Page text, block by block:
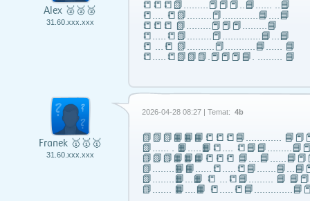
Alex 🥈🥈🥈
31.60.xxx.xxx
📒📒📒📗………📕📕📕..📘…… ..📘
📒…. 📒📗………📕………….📘….📘
📒📒📒 📗………📕📕📕………📘
📒…..📒📗………📕…………..📘…📘
📒 …📒 📗……….📕………..📘…… 📘
📒…..📒📗📗📗.📕📕📕📘. ……… 📘
Franek 🥇🥇🥇
31.60.xxx.xxx
2026-04-28 08:27 | Temat: 4b
📗📗📗📙📙📙📒📒📒📘……..…..
📗...... . 📙…..📙📒….
📗📗📗📙📙📙📒📒📒
📗……..📙…📙 📒 …📒📘……... 📘
📗……. 📙….📙